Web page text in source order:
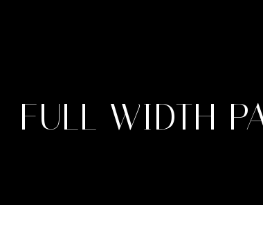
FULL WIDTH